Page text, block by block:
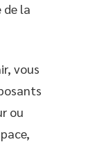
de la
vous
ou